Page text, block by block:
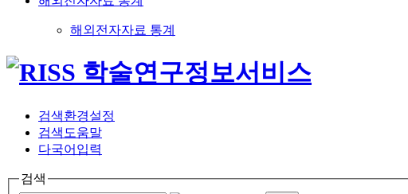
해외전자자료 통계
검색환경설정
검색도움말
다국어입력
검색